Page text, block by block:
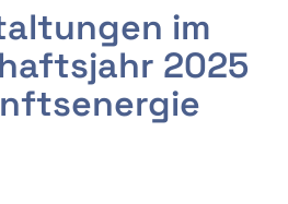
im
2025